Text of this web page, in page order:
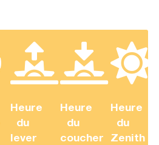
Heure
du
lever
Heure
du
coucher
Heure
du
Zenith